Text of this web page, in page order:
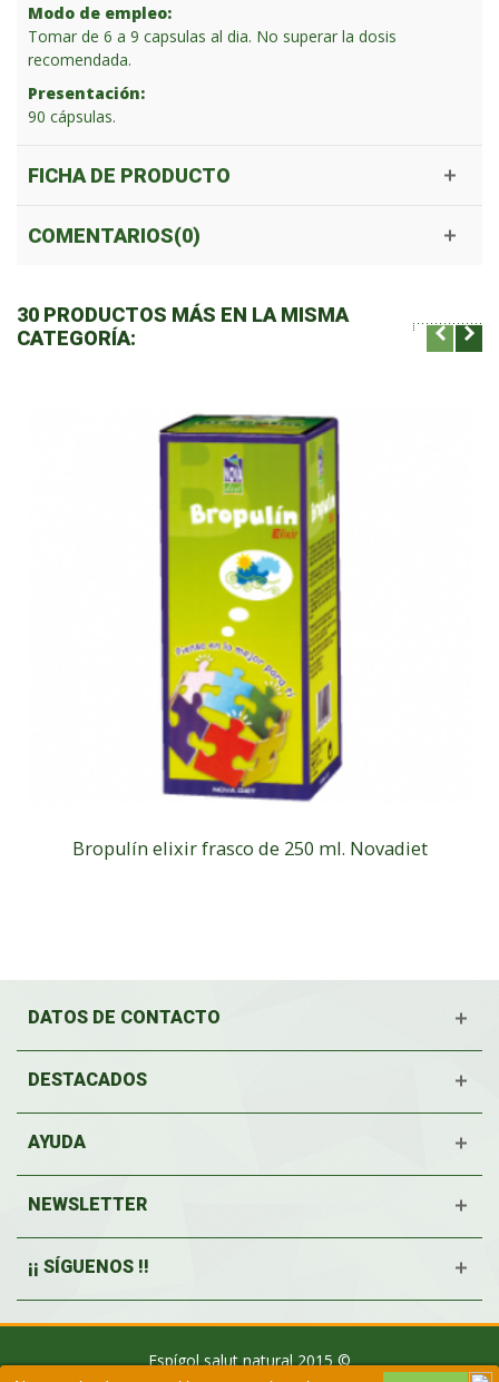
Modo de empleo:
Tomar de 6 a 9 capsulas al dia. No superar la dosis
recomendada.
Presentación:
90 cápsulas.
FICHA DE PRODUCTO
COMENTARIOS(0)
30 PRODUCTOS MÁS EN LA MISMA
CATEGORÍA:
Bropulín elixir frasco de 250 ml. Novadiet
DATOS DE CONTACTO
DESTACADOS
AYUDA
NEWSLETTER
¡¡ SÍGUENOS !!
Espígol salut natural 2015 ©